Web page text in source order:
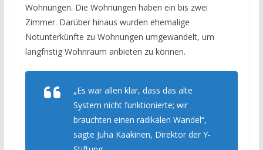
Wohnungen. Die Wohnungen haben ein bis zwei
Zimmer. Darüber hinaus wurden ehemalige
Notunterkünfte zu Wohnungen umgewandelt, um
langfristig Wohnraum anbieten zu können.
„Es war allen klar, dass das alte
System nicht funktionierte; wir
brauchten einen radikalen Wandel“,
sagte Juha Kaakinen, Direktor der Y-